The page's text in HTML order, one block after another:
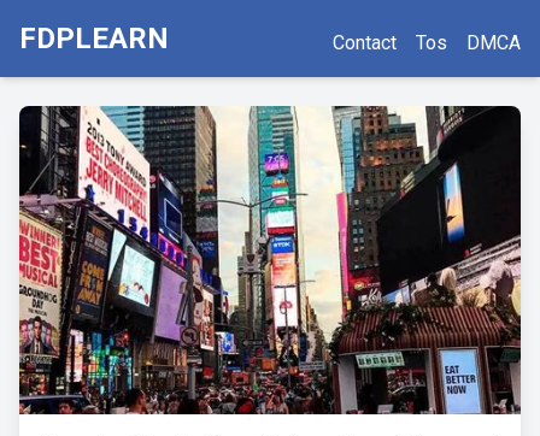
FDPLEARN Contact Tos DMCA